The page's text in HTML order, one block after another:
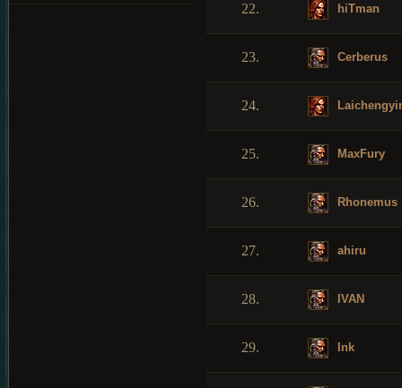
22. hiTman
23. Cerberus
24.
25. MaxFury
26. Rhonemus
27. ahiru
28. IVAN
29. Ink